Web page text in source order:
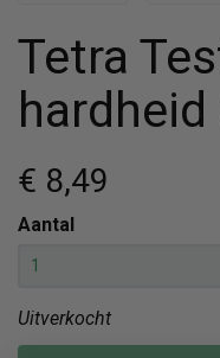
Tetra
hardheid
€ 8,49
Aantal
Uitverkocht